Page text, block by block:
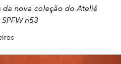
nova coleção do Ateliê
n53